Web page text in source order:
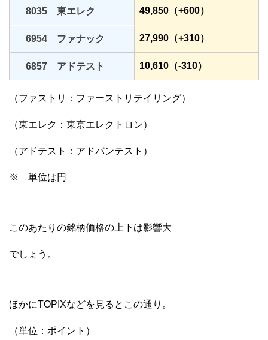
8035 東エレク 49,850（+600）
6954 ファナック 27,990（+310）
6857 アドテスト 10,610（-310）
（ファストリ：ファーストリテイリング）
（東エレク：東京エレクトロン）
（アドテスト：アドバンテスト）
※ 単位は円
このあたりの銘柄価格の上下は影響大
でしょう。
ほかにTOPIXなどを見るとこの通り。
（単位：ポイント）